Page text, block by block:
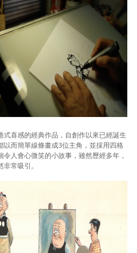
式喜感的經典作品，自創作以來已經誕生
以而簡單線條畫成3位主角，並採用四格
人會心微笑的小故事，雖然歷經多年，
常吸引。